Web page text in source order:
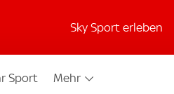
Sky Sport erleben
Sport Mehr